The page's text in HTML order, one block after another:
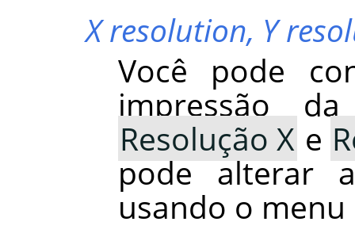
X resolution, Y
Você pode
impressão
Resolução X e
pode alterar
usando o